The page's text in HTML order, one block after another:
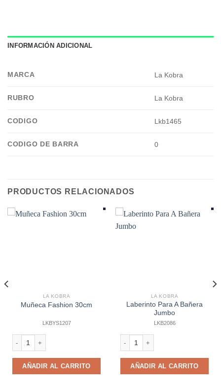
INFORMACIÓN ADICIONAL
MARCA La Kobra
RUBRO La Kobra
CODIGO Lkb1465
CODIGO DE BARRA 0
PRODUCTOS RELACIONADOS
LA KOBRA
Muñeca Fashion 30cm
LKBYS1207
AÑADIR AL CARRITO
LA KOBRA
Laberinto Para A Bañera
Jumbo
LKB2086
AÑADIR AL CARRITO